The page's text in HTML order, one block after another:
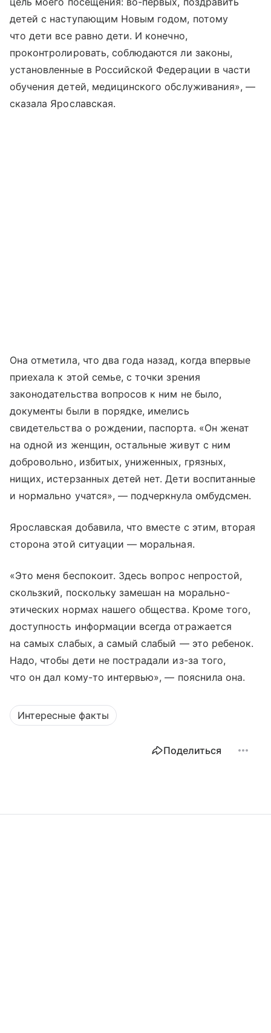
детей с наступающим Новым годом, потому
что дети все равно дети. И конечно,
проконтролировать, соблюдаются ли законы,
установленные в Российской Федерации в части
обучения детей, медицинского обслуживания», —
сказала Ярославская.
Она отметила, что два года назад, когда впервые
приехала к этой семье, с точки зрения
законодательства вопросов к ним не было,
документы были в порядке, имелись
свидетельства о рождении, паспорта. «Он женат
на одной из женщин, остальные живут с ним
добровольно, избитых, униженных, грязных,
нищих, истерзанных детей нет. Дети воспитанные
и нормально учатся», — подчеркнула омбудсмен.
Ярославская добавила, что вместе с этим, вторая
сторона этой ситуации — моральная.
«Это меня беспокоит. Здесь вопрос непростой,
скользкий, поскольку замешан на морально-
этических нормах нашего общества. Кроме того,
доступность информации всегда отражается
на самых слабых, а самый слабый — это ребенок.
Надо, чтобы дети не пострадали из-за того,
что он дал кому-то интервью», — пояснила она.
Интересные факты
Поделиться